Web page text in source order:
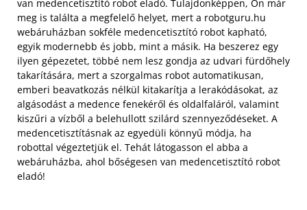
van medencetisztító robot eladó. Tulajdonképpen, Ön már
meg is találta a megfelelő helyet, mert a robotguru.hu
webáruházban sokféle medencetisztító robot kapható,
egyik modernebb és jobb, mint a másik. Ha beszerez egy
ilyen gépezetet, többé nem lesz gondja az udvari fürdőhely
takarítására, mert a szorgalmas robot automatikusan,
emberi beavatkozás nélkül kitakarítja a lerakódásokat, az
algásodást a medence fenekéről és oldalfaláról, valamint
kiszűri a vízből a belehullott szilárd szennyeződéseket. A
medencetisztításnak az egyedüli könnyű módja, ha
robottal végeztetjük el. Tehát látogasson el abba a
webáruházba, ahol bőségesen van medencetisztító robot
eladó!